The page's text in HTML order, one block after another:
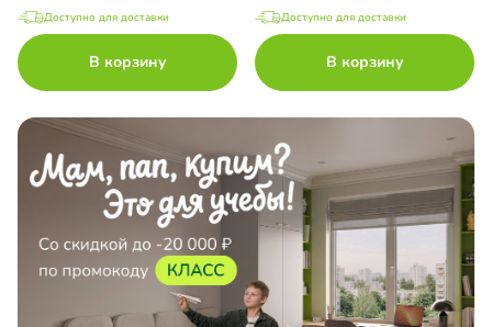
Доступно для доставки
В корзину
Доступно для доставки
В корзину